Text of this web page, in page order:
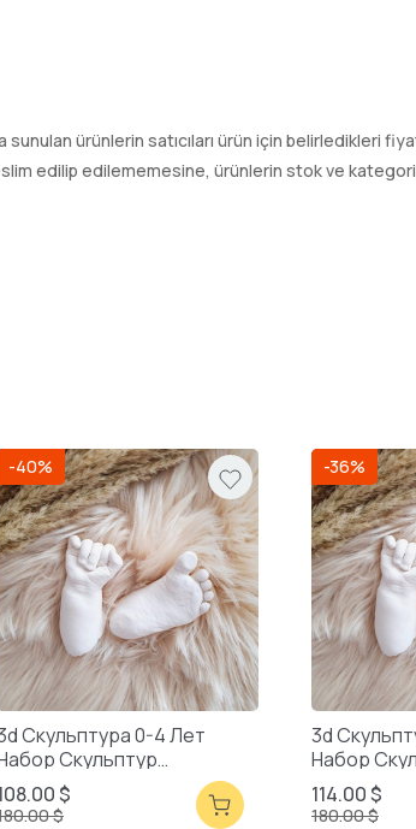
sunulan ürünlerin satıcıları ürün için belirledikleri
edilip edilememesine, ürünlerin stok ve
-40%
Скульптура 0-4 Лет
Скульптур
Упаковка
$
$
-36%
3d
Набор
Смешанная
114.00 $
180.00 $